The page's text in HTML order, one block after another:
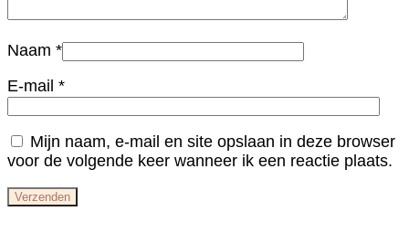
Naam *
E-mail *
Mijn naam, e-mail en site opslaan in deze browser
voor de volgende keer wanneer ik een reactie plaats.